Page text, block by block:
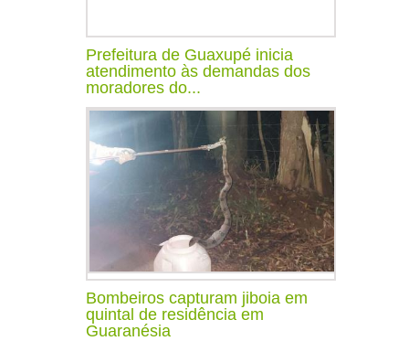
Prefeitura de Guaxupé inicia
atendimento às demandas dos
moradores do...
Bombeiros capturam jiboia em
quintal de residência em
Guaranésia